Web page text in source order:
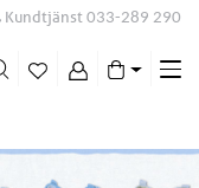
Kundtjänst 033-289 290